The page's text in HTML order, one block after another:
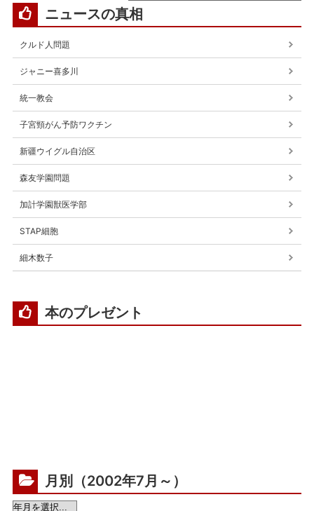
ニュースの真相
クルド人問題
ジャニー喜多川
統一教会
子宮頸がん予防ワクチン
新疆ウイグル自治区
森友学園問題
加計学園獣医学部
STAP細胞
細木数子
本のプレゼント
月別（2002年7月～）